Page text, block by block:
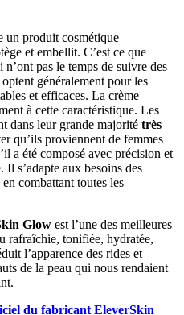
un produit cosmétique
et embellit. C’est ce que
pas le temps de suivre des
généralement pour les
et efficaces. La crème
à cette caractéristique. Les
dans leur grande majorité très
qu’ils proviennent de femmes
a été composé avec précision et
s’adapte aux besoins des
combattant toutes les
Glow est l’une des meilleures
rafraîchie, tonifiée, hydratée,
l’apparence des rides et
de la peau qui nous rendaient
du fabricant EleverSkin